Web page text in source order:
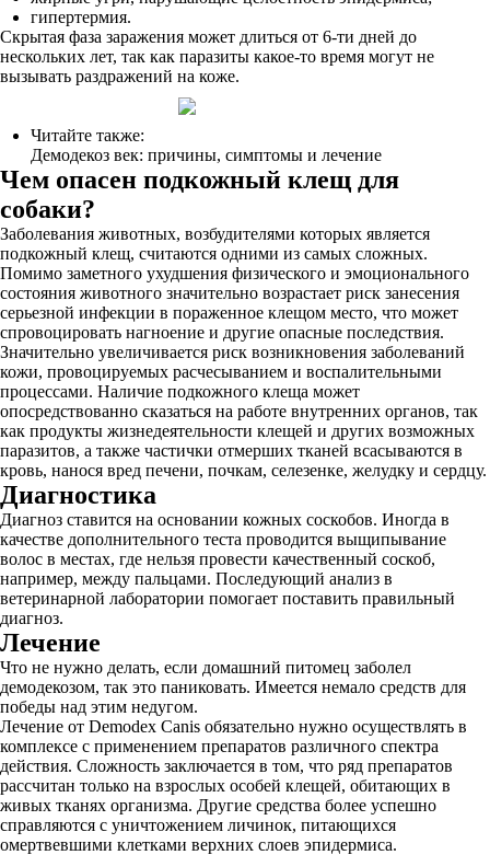
гипертермия.
Скрытая фаза заражения может длиться от 6-ти дней до
нескольких лет, так как паразиты какое-то время могут не
вызывать раздражений на коже.
Читайте также:
Демодекоз век: причины, симптомы и лечение
Чем опасен подкожный клещ для
собаки?
Заболевания животных, возбудителями которых является
подкожный клещ, считаются одними из самых сложных.
Помимо заметного ухудшения физического и эмоционального
состояния животного значительно возрастает риск занесения
серьезной инфекции в пораженное клещом место, что может
спровоцировать нагноение и другие опасные последствия.
Значительно увеличивается риск возникновения заболеваний
кожи, провоцируемых расчесыванием и воспалительными
процессами. Наличие подкожного клеща может
опосредствованно сказаться на работе внутренних органов, так
как продукты жизнедеятельности клещей и других возможных
паразитов, а также частички отмерших тканей всасываются в
кровь, нанося вред печени, почкам, селезенке, желудку и сердцу.
Диагностика
Диагноз ставится на основании кожных соскобов. Иногда в
качестве дополнительного теста проводится выщипывание
волос в местах, где нельзя провести качественный соскоб,
например, между пальцами. Последующий анализ в
ветеринарной лаборатории помогает поставить правильный
диагноз.
Лечение
Что не нужно делать, если домашний питомец заболел
демодекозом, так это паниковать. Имеется немало средств для
победы над этим недугом.
Лечение от Demodex Canis обязательно нужно осуществлять в
комплексе с применением препаратов различного спектра
действия. Сложность заключается в том, что ряд препаратов
рассчитан только на взрослых особей клещей, обитающих в
живых тканях организма. Другие средства более успешно
справляются с уничтожением личинок, питающихся
омертвевшими клетками верхних слоев эпидермиса.